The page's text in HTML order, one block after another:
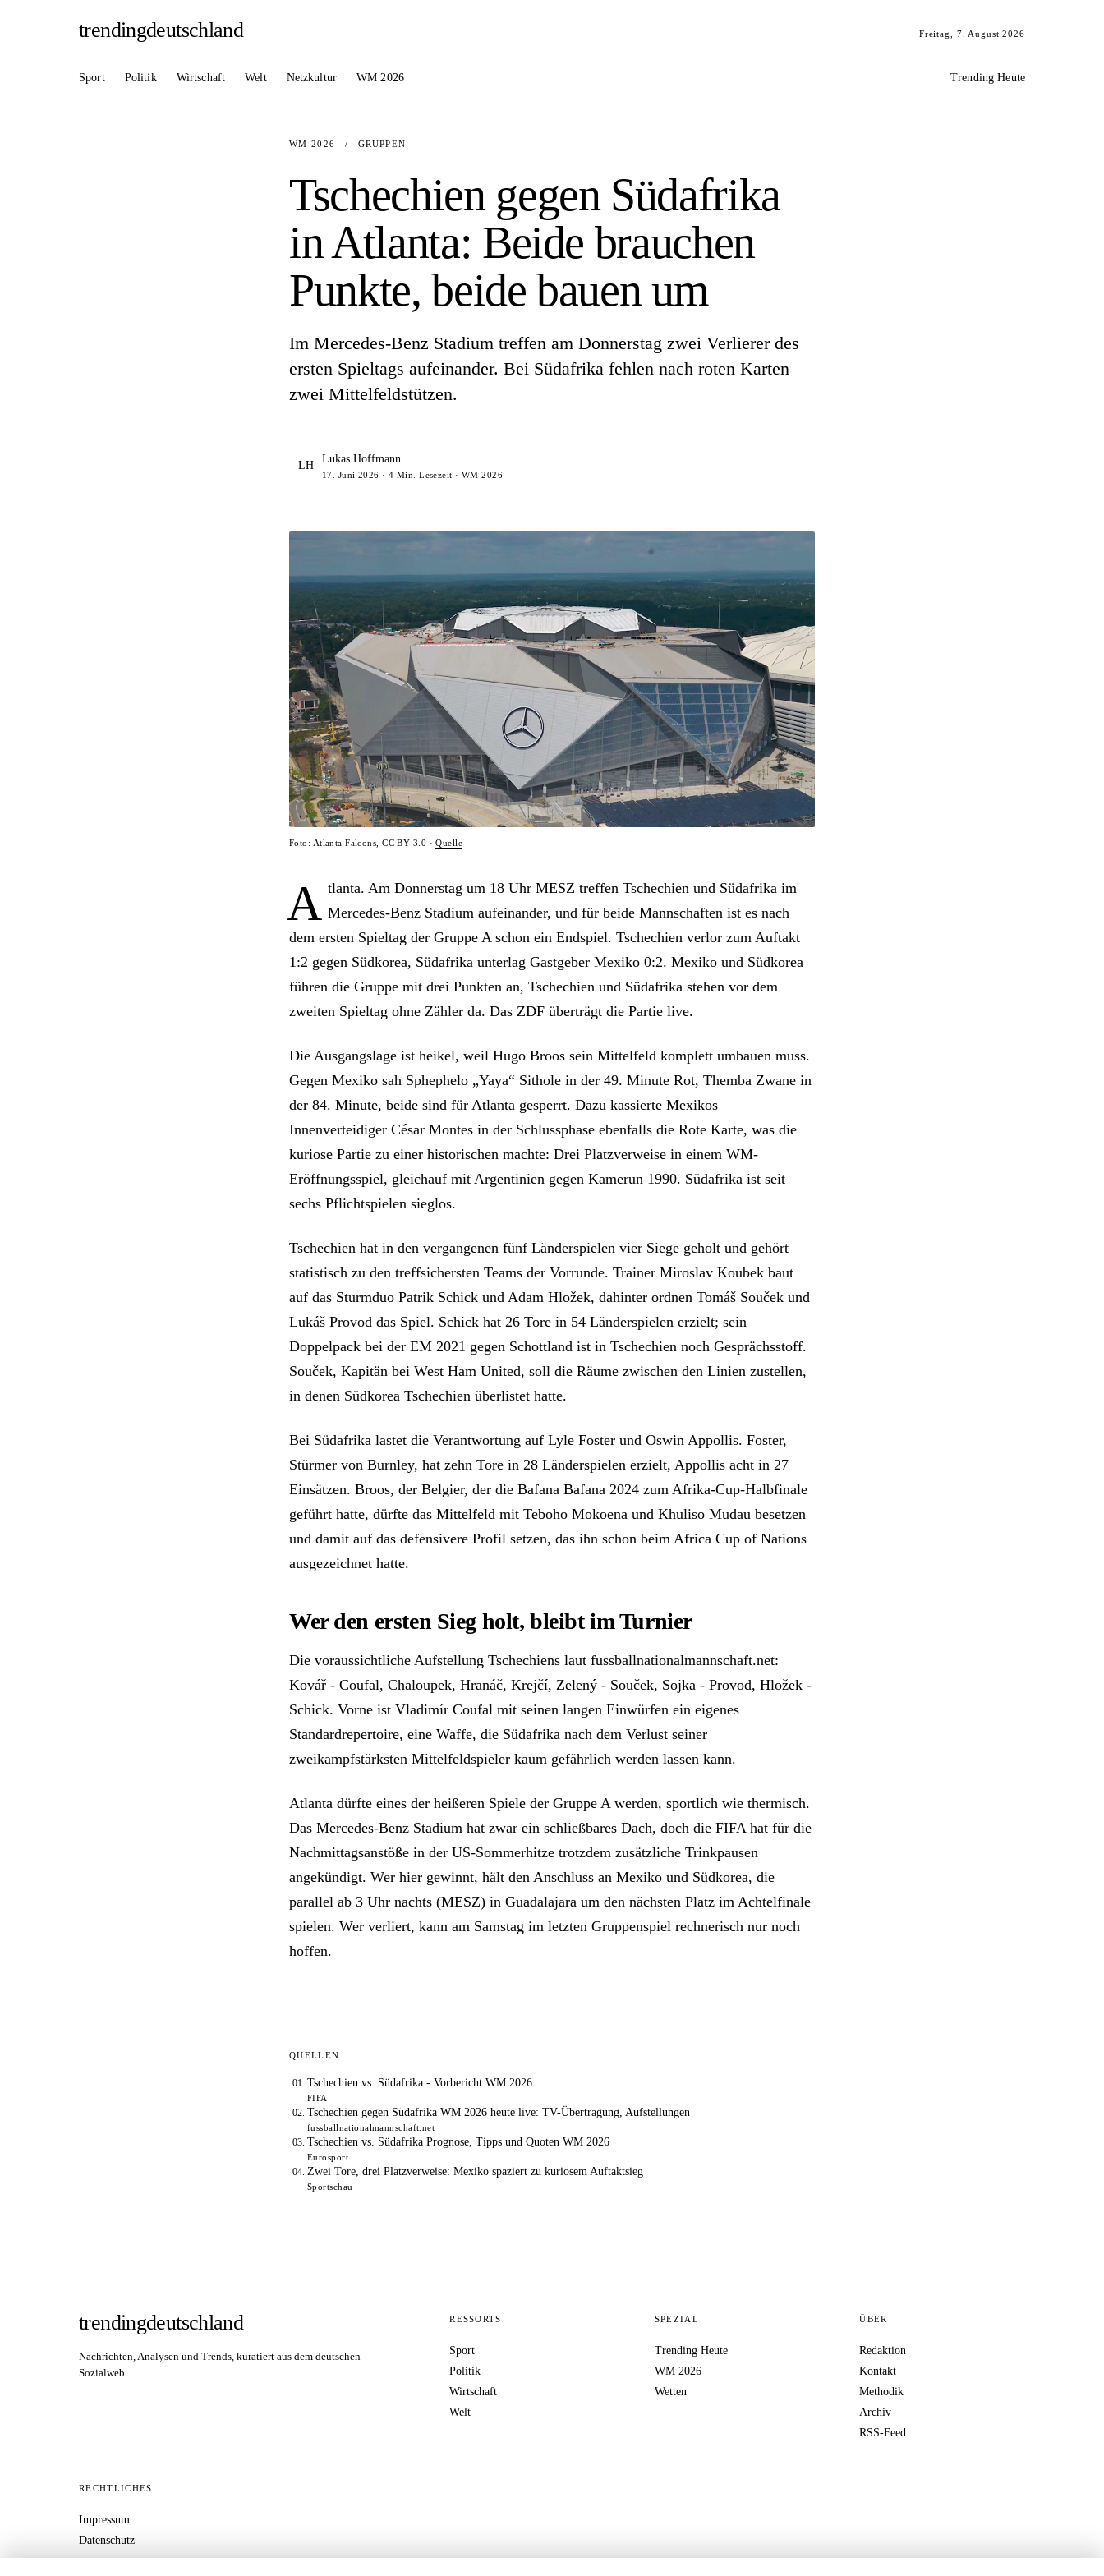
trendingdeutschland Freitag, 7. August 2026
Sport Politik Wirtschaft Welt Netzkultur WM 2026 Trending Heute
WM-2026 / GRUPPEN
Tschechien gegen Südafrika
in Atlanta: Beide brauchen
Punkte, beide bauen um
Im Mercedes-Benz Stadium treffen am Donnerstag zwei Verlierer des
ersten Spieltags aufeinander. Bei Südafrika fehlen nach roten Karten
zwei Mittelfeldstützen.
LH
Lukas Hoffmann
17. Juni 2026 · 4 Min. Lesezeit · WM 2026
Foto: Atlanta Falcons, CC BY 3.0 ·Quelle
A tlanta. Am Donnerstag um 18 Uhr MESZ treffen Tschechien und Südafrika im
Mercedes-Benz Stadium aufeinander, und für beide Mannschaften ist es nach
dem ersten Spieltag der Gruppe A schon ein Endspiel. Tschechien verlor zum Auftakt
1:2 gegen Südkorea, Südafrika unterlag Gastgeber Mexiko 0:2. Mexiko und Südkorea
führen die Gruppe mit drei Punkten an, Tschechien und Südafrika stehen vor dem
zweiten Spieltag ohne Zähler da. Das ZDF überträgt die Partie live.
Die Ausgangslage ist heikel, weil Hugo Broos sein Mittelfeld komplett umbauen muss.
Gegen Mexiko sah Sphephelo „Yaya“ Sithole in der 49. Minute Rot, Themba Zwane in
der 84. Minute, beide sind für Atlanta gesperrt. Dazu kassierte Mexikos
Innenverteidiger César Montes in der Schlussphase ebenfalls die Rote Karte, was die
kuriose Partie zu einer historischen machte: Drei Platzverweise in einem WM-
Eröffnungsspiel, gleichauf mit Argentinien gegen Kamerun 1990. Südafrika ist seit
sechs Pflichtspielen sieglos.
Tschechien hat in den vergangenen fünf Länderspielen vier Siege geholt und gehört
statistisch zu den treffsichersten Teams der Vorrunde. Trainer Miroslav Koubek baut
auf das Sturmduo Patrik Schick und Adam Hložek, dahinter ordnen Tomáš Souček und
Lukáš Provod das Spiel. Schick hat 26 Tore in 54 Länderspielen erzielt; sein
Doppelpack bei der EM 2021 gegen Schottland ist in Tschechien noch Gesprächsstoff.
Souček, Kapitän bei West Ham United, soll die Räume zwischen den Linien zustellen,
in denen Südkorea Tschechien überlistet hatte.
Bei Südafrika lastet die Verantwortung auf Lyle Foster und Oswin Appollis. Foster,
Stürmer von Burnley, hat zehn Tore in 28 Länderspielen erzielt, Appollis acht in 27
Einsätzen. Broos, der Belgier, der die Bafana Bafana 2024 zum Afrika-Cup-Halbfinale
geführt hatte, dürfte das Mittelfeld mit Teboho Mokoena und Khuliso Mudau besetzen
und damit auf das defensivere Profil setzen, das ihn schon beim Africa Cup of Nations
ausgezeichnet hatte.
Wer den ersten Sieg holt, bleibt im Turnier
Die voraussichtliche Aufstellung Tschechiens laut fussballnationalmannschaft.net:
Kovář - Coufal, Chaloupek, Hranáč, Krejčí, Zelený - Souček, Sojka - Provod, Hložek -
Schick. Vorne ist Vladimír Coufal mit seinen langen Einwürfen ein eigenes
Standardrepertoire, eine Waffe, die Südafrika nach dem Verlust seiner
zweikampfstärksten Mittelfeldspieler kaum gefährlich werden lassen kann.
Atlanta dürfte eines der heißeren Spiele der Gruppe A werden, sportlich wie thermisch.
Das Mercedes-Benz Stadium hat zwar ein schließbares Dach, doch die FIFA hat für die
Nachmittagsanstöße in der US-Sommerhitze trotzdem zusätzliche Trinkpausen
angekündigt. Wer hier gewinnt, hält den Anschluss an Mexiko und Südkorea, die
parallel ab 3 Uhr nachts (MESZ) in Guadalajara um den nächsten Platz im Achtelfinale
spielen. Wer verliert, kann am Samstag im letzten Gruppenspiel rechnerisch nur noch
hoffen.
QUELLEN
Tschechien vs. Südafrika - Vorbericht WM 2026
FIFA
Tschechien gegen Südafrika WM 2026 heute live: TV-Übertragung, Aufstellungen
fussballnationalmannschaft.net
Tschechien vs. Südafrika Prognose, Tipps und Quoten WM 2026
Eurosport
Zwei Tore, drei Platzverweise: Mexiko spaziert zu kuriosem Auftaktsieg
Sportschau
trendingdeutschland
Nachrichten, Analysen und Trends, kuratiert aus dem deutschen
Sozialweb.
RESSORTS
Sport
Politik
Wirtschaft
Welt
SPEZIAL
Trending Heute
WM 2026
Wetten
ÜBER
Redaktion
Kontakt
Methodik
Archiv
RSS-Feed
RECHTLICHES
Impressum
Datenschutz